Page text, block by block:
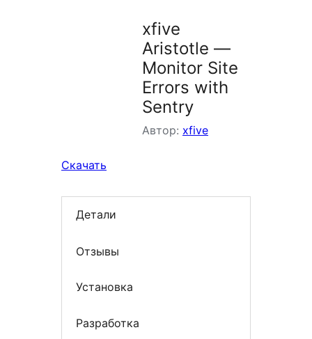
xfive
Aristotle —
Monitor Site
Errors with
Sentry
Автор: xfive
Скачать
Детали
Отзывы
Установка
Разработка